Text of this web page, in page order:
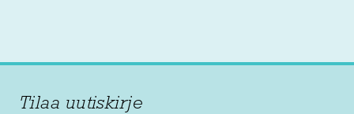
Tilaa uutiskirje